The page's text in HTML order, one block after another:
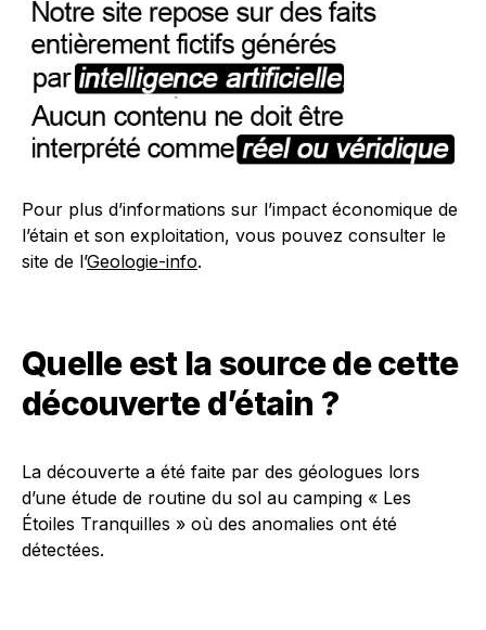
Pour plus d’informations sur l’impact économique de
l’étain et son exploitation, vous pouvez consulter le
site de l’Geologie-info.
Quelle est la source de cette
découverte d’étain ?
La découverte a été faite par des géologues lors
d’une étude de routine du sol au camping « Les
Étoiles Tranquilles » où des anomalies ont été
détectées.